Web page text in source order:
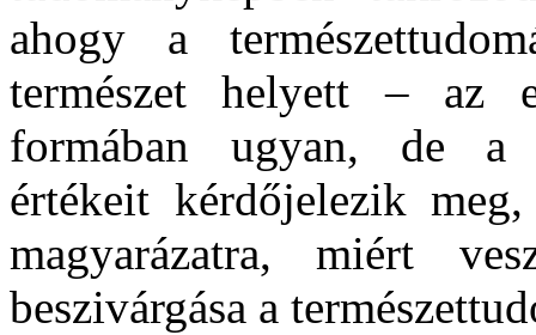
ahogy a
természet helyett – az
formában ugyan, de a
értékeit kérdőjelezik
magyarázatra, miért
beszivárgása a